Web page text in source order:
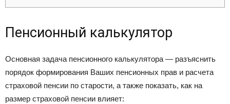
Пенсионный калькулятор
Основная задача пенсионного калькулятора — разъяснить
порядок формирования Ваших пенсионных прав и расчета
страховой пенсии по старости, а также показать, как на
размер страховой пенсии влияет: